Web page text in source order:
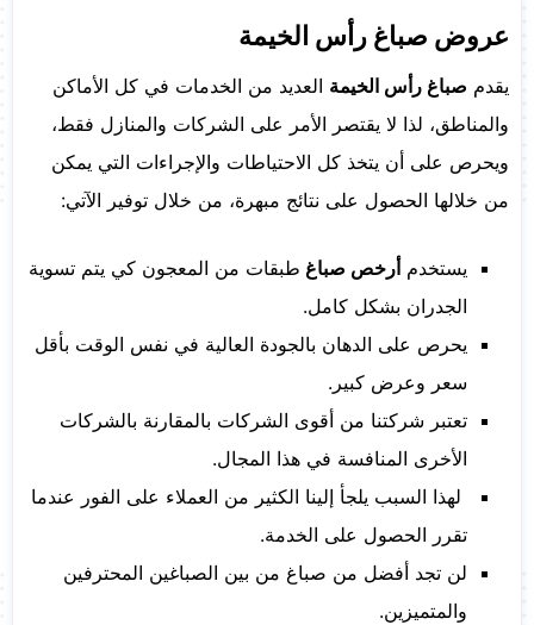
عروض صباغ رأس الخيمة
يقدم صباغ رأس الخيمة العديد من الخدمات في كل الأماكن
والمناطق، لذا لا يقتصر الأمر على الشركات والمنازل فقط،
ويحرص على أن يتخذ كل الاحتياطات والإجراءات التي يمكن
من خلالها الحصول على نتائج مبهرة، من خلال توفير الآتي:
يستخدم أرخص صباغ طبقات من المعجون كي يتم تسوية
الجدران بشكل كامل.
يحرص على الدهان بالجودة العالية في نفس الوقت بأقل
سعر وعرض كبير.
تعتبر شركتنا من أقوى الشركات بالمقارنة بالشركات
الأخرى المنافسة في هذا المجال.
لهذا السبب يلجأ إلينا الكثير من العملاء على الفور عندما
تقرر الحصول على الخدمة.
لن تجد أفضل من صباغ من بين الصباغين المحترفين
والمتميزين.